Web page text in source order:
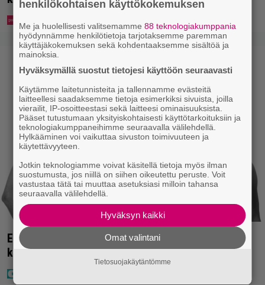
Eppu Normaali soitti kaikkien aikojen viimeisen
konserttinsa – nämä kappaleet sillä kuultiin
henkilökohtaisen käyttökokemuksen
Me ja huolellisesti valitsemamme88 teknologiakumppania
hyödynnämme henkilötietoja tarjotaksemme paremman
käyttäjäkokemuksen sekä kohdentaaksemme sisältöä ja
mainoksia.
Hyväksymällä suostut tietojesi käyttöön seuraavasti
Käytämme laitetunnisteita ja tallennamme evästeitä
laitteellesi saadaksemme tietoja esimerkiksi sivuista, joilla
vierailit, IP-osoitteestasi sekä laitteesi ominaisuuksista.
Pääset tutustumaan yksityiskohtaisesti käyttötarkoituksiin ja
teknologiakumppaneihimme seuraavalla välilehdellä.
Hylkääminen voi vaikuttaa sivuston toimivuuteen ja
käytettävyyteen.
Jotkin teknologiamme voivat käsitellä tietoja myös ilman
suostumusta, jos niillä on siihen oikeutettu peruste. Voit
vastustaa tätä tai muuttaa asetuksiasi milloin tahansa
seuraavalla välilehdellä.
Hyväksyn kaikki
Omat valintani
Tietosuojakäytäntömme